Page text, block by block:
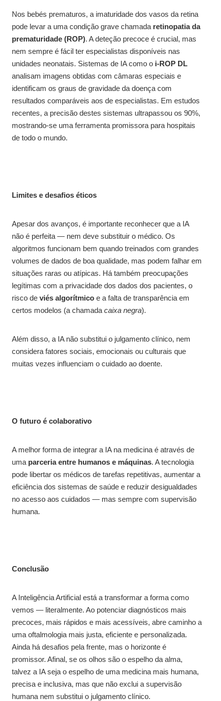
Nos bebés prematuros, a imaturidade dos vasos da retina
pode levar a uma condição grave chamada retinopatia da
prematuridade (ROP). A deteção precoce é crucial, mas
nem sempre é fácil ter especialistas disponíveis nas
unidades neonatais. Sistemas de IA como o i-ROP DL
analisam imagens obtidas com câmaras especiais e
identificam os graus de gravidade da doença com
resultados comparáveis aos de especialistas. Em estudos
recentes, a precisão destes sistemas ultrapassou os 90%,
mostrando-se uma ferramenta promissora para hospitais
de todo o mundo.
Limites e desafios éticos
Apesar dos avanços, é importante reconhecer que a IA
não é perfeita — nem deve substituir o médico. Os
algoritmos funcionam bem quando treinados com grandes
volumes de dados de boa qualidade, mas podem falhar em
situações raras ou atípicas. Há também preocupações
legítimas com a privacidade dos dados dos pacientes, o
risco de viés algorítmico e a falta de transparência em
certos modelos (a chamada caixa negra).
Além disso, a IA não substitui o julgamento clínico, nem
considera fatores sociais, emocionais ou culturais que
muitas vezes influenciam o cuidado ao doente.
O futuro é colaborativo
A melhor forma de integrar a IA na medicina é através de
uma parceria entre humanos e máquinas. A tecnologia
pode libertar os médicos de tarefas repetitivas, aumentar a
eficiência dos sistemas de saúde e reduzir desigualdades
no acesso aos cuidados — mas sempre com supervisão
humana.
Conclusão
A Inteligência Artificial está a transformar a forma como
vemos — literalmente. Ao potenciar diagnósticos mais
precoces, mais rápidos e mais acessíveis, abre caminho a
uma oftalmologia mais justa, eficiente e personalizada.
Ainda há desafios pela frente, mas o horizonte é
promissor. Afinal, se os olhos são o espelho da alma,
talvez a IA seja o espelho de uma medicina mais humana,
precisa e inclusiva, mas que não exclui a supervisão
humana nem substitui o julgamento clínico.